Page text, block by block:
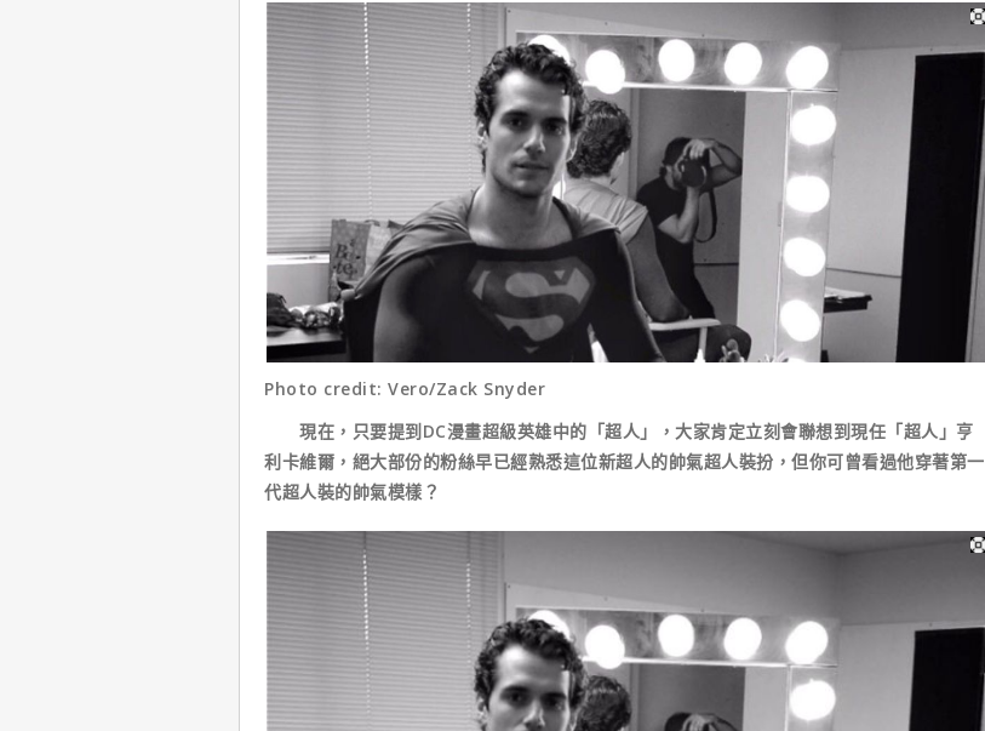
Photo credit: Vero/Zack Snyder
現在，只要提到DC漫畫超級英雄中的「超人」，大家肯定立刻會聯想到現任「超人」亨
利卡維爾，絕大部份的粉絲早已經熟悉這位新超人的帥氣超人裝扮，但你可曾看過他穿著第一
代超人裝的帥氣模樣？